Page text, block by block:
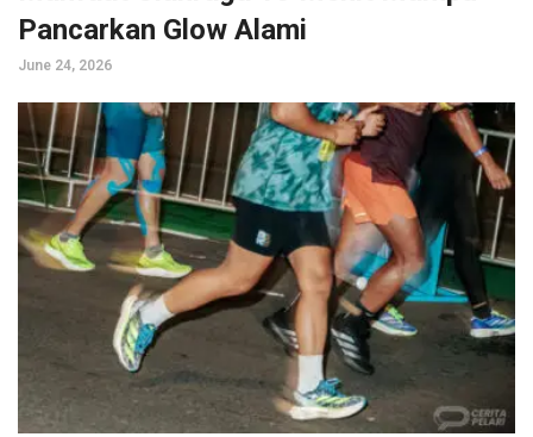
Pancarkan Glow Alami
June 24, 2026